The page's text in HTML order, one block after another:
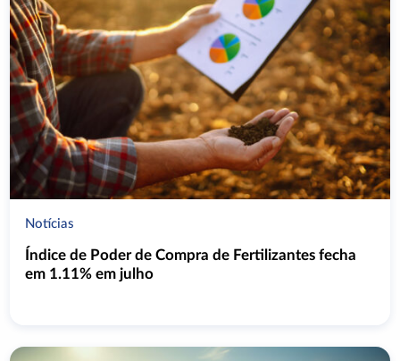
Notícias
Índice de Poder de Compra de Fertilizantes fecha
em 1.11% em julho